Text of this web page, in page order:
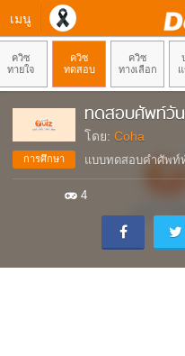
เมนู
ควิซ
ทายใจ
ควิซ
ทดสอบ
ควิซ
ทางเลือก
การศึกษา
ทดสอบศัพท์วั
โดย: Coha
แบบทดสอบคำศัพท์
4